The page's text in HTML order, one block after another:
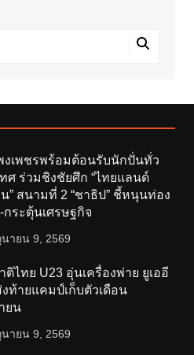
งเพชรพร้อมต้อนรับนักปั่นทั่ว
ทศ ร่วมชิงชัยศึก “ไทยแลนด์
” สนามที่ 2 “ชาธิป” ชี้หนุนท่อง
กระตุ้นเศรษฐกิจ
ายน 9, 2569
ไทย U23 อุ่นเครื่องพ่าย ยูเออี
งท้ายแคมป์เก็บตัวเดือน
ยน
ายน 9, 2569